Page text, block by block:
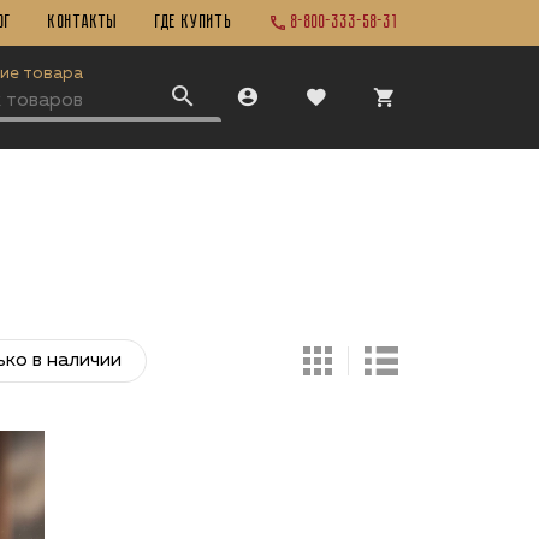
Контакты ГДЕ КУПИТЬ 8-800-333-58-31
товара
в наличии